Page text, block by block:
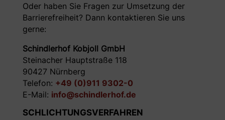
Oder haben Sie Fragen zur Umsetzung der
Barrierefreiheit? Dann kontaktieren Sie uns
gerne:
Schindlerhof Kobjoll GmbH
Steinacher Hauptstraße 118
90427 Nürnberg
Telefon: +49 (0)911 9302-0
E-Mail: info@schindlerhof.de
SCHLICHTUNGSVERFAHREN